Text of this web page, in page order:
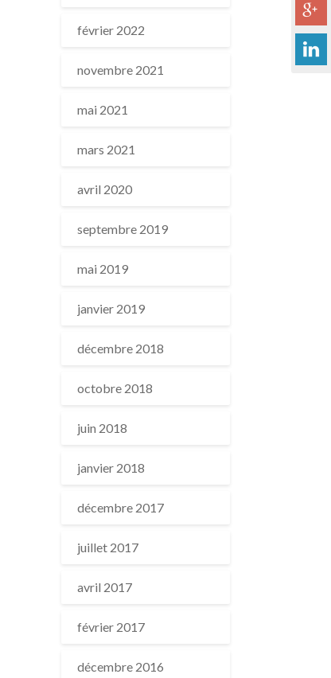
février 2022
novembre 2021
mai 2021
mars 2021
avril 2020
septembre 2019
mai 2019
janvier 2019
décembre 2018
octobre 2018
juin 2018
janvier 2018
décembre 2017
juillet 2017
avril 2017
février 2017
décembre 2016